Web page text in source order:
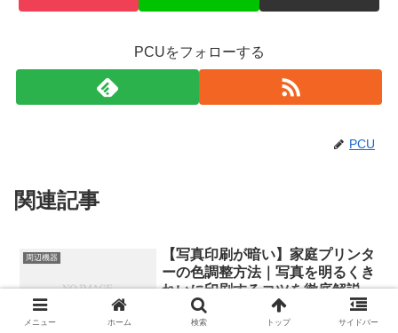
PCUをフォローする
PCU
関連記事
周辺機器
【写真印刷が暗い】家庭プリンタ
ーの色調整方法｜写真を明るくき
れいに印刷するコツを徹底解説
メニュー ホーム 検索 トップ サイドバー